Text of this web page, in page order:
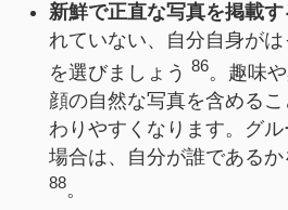
新鮮で正直な写真を掲載す
れていない、自分自身が
を選びましょう 86。趣味
顔の自然な写真を含める
わりやすくなります。グ
場合は、自分が誰である
88。